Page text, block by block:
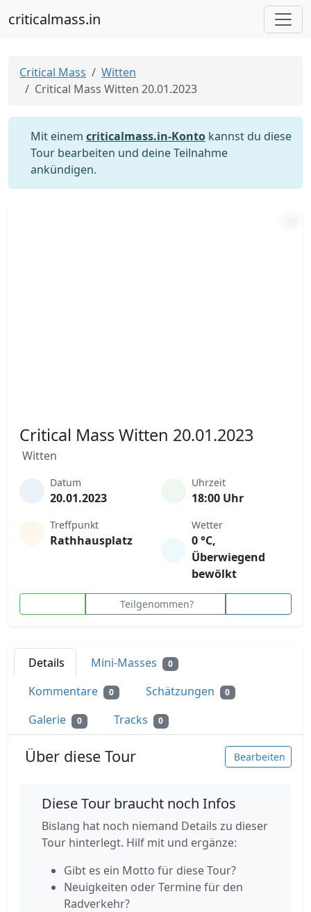
criticalmass.in
Critical Mass
Witten
Critical Mass Witten 20.01.2023
Mit einem criticalmass.in-Konto kannst du diese
Tour bearbeiten und deine Teilnahme
ankündigen.
Critical Mass Witten 20.01.2023
Witten
Datum
20.01.2023
Uhrzeit
18:00 Uhr
Treffpunkt
Rathhausplatz
Wetter
0 °C,
Überwiegend
bewölkt
Teilgenommen?
Details Mini-Masses 0
Kommentare 0 Schätzungen 0
Galerie 0 Tracks 0
Über diese Tour Bearbeiten
Diese Tour braucht noch Infos
Bislang hat noch niemand Details zu dieser
Tour hinterlegt. Hilf mit und ergänze:
Gibt es ein Motto für diese Tour?
Neuigkeiten oder Termine für den
Radverkehr?